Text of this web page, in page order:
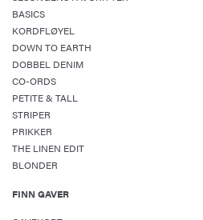
BASICS
KORDFLØYEL
DOWN TO EARTH
DOBBEL DENIM
CO-ORDS
PETITE & TALL
STRIPER
PRIKKER
THE LINEN EDIT
BLONDER
FINN GAVER